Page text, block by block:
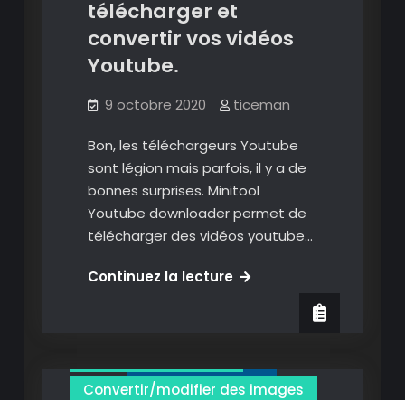
images
en
télécharger et
convertir vos vidéos
Youtube.
9 octobre 2020 ticeman
Bon, les téléchargeurs Youtube
sont légion mais parfois, il y a de
bonnes surprises. Minitool
Youtube downloader permet de
télécharger des vidéos youtube…
Continuez la lectureMinitool
Downloader
télécharger
et
Convertir/modifier des images